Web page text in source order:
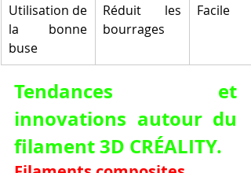
Utilisation de
la bonne
buse
Réduit les
bourrages
Facile
Tendances et
innovations autour du
filament 3D CRÉALITY.